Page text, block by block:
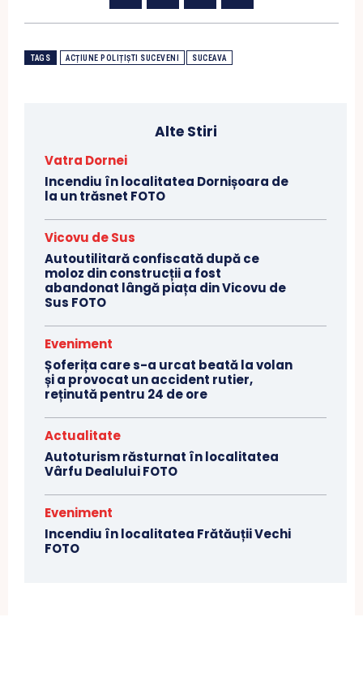
TAGS ACȚIUNE POLIȚIȘTI SUCEVENI SUCEAVA
Alte Stiri
Vatra Dornei
Incendiu în localitatea Dornișoara de
la un trăsnet FOTO
Vicovu de Sus
Autoutilitară confiscată după ce
moloz din construcții a fost
abandonat lângă piața din Vicovu de
Sus FOTO
Eveniment
Șoferița care s-a urcat beată la volan
și a provocat un accident rutier,
reținută pentru 24 de ore
Actualitate
Autoturism răsturnat în localitatea
Vârfu Dealului FOTO
Eveniment
Incendiu în localitatea Frătăuții Vechi
FOTO